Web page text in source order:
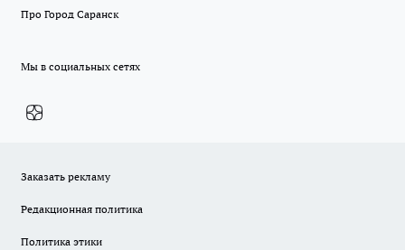
Про Город Саранск
Мы в социальных сетях
Заказать рекламу
Редакционная политика
Политика этики